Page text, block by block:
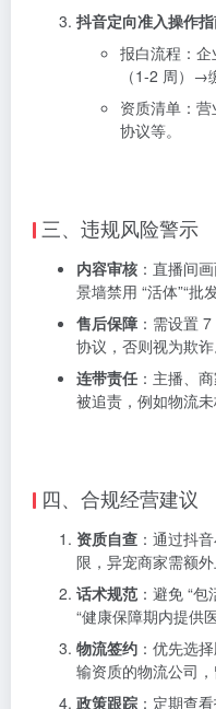
抖音定向准入操作
报白流程：
（1-2 周）→
资质清单：
协议等。
三、违规风险警示
内容审核 ：直播间
景墙禁用 “活体”“批
售后保障 ：需设置
协议，否则视为欺诈
连带责任 ：主播、
被追责，例如物流
四、合规经营建议
资质自查 ：通过抖
限，异宠商家需额外
话术规范 ：避免 “
“健康保障期内提供
物流签约 ：优先选
输资质的物流公司，
政策跟踪 ：定期查